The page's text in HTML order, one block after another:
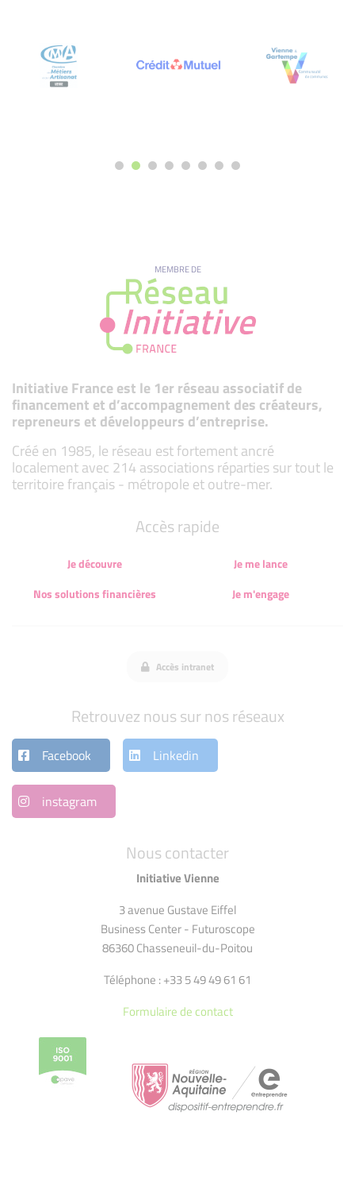
MEMBRE DE
Initiative France est le 1er réseau associatif de
financement et d’accompagnement des créateurs,
repreneurs et développeurs d’entreprise.
Créé en 1985, le réseau est fortement ancré
localement avec 214 associations réparties sur tout le
territoire français - métropole et outre-mer.
Nous contacter
Initiative Vienne
3 avenue Gustave Eiffel
Business Center - Futuroscope
86360 Chasseneuil-du-Poitou
Téléphone : +33 5 49 49 61 61
Formulaire de contact
Accès rapide
Je découvre
Je me lance
Nos solutions financières
Je m'engage
Accès intranet
Retrouvez nous sur nos réseaux
Facebook Linkedin
instagram